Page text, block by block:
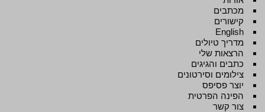
מכתבים
קישורים
English
מדריך טיולים
הרצאות שלי
כתבים והגיגים
צילומים וסירטונים
יוצר פסיפס
הפינה הפרטית
צור קשר